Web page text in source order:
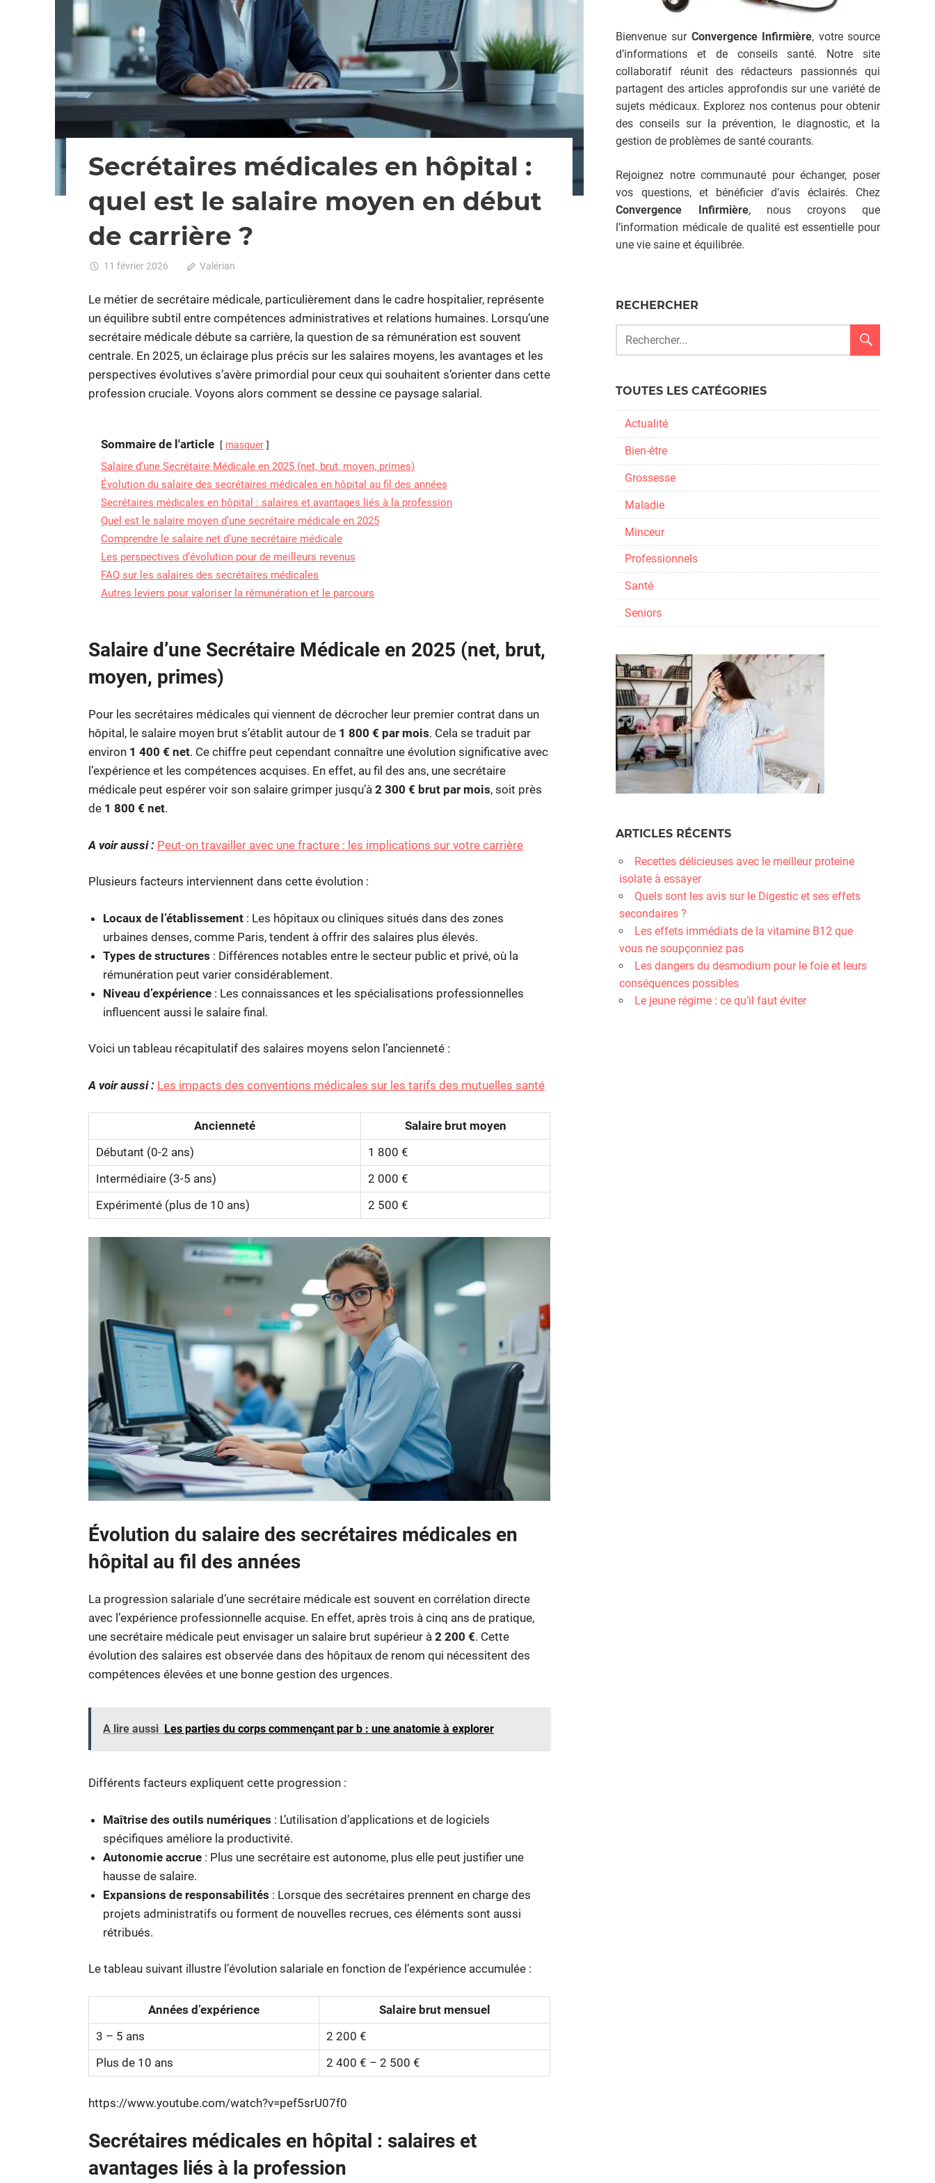
Secrétaires médicales en hôpital :
quel est le salaire moyen en début
de carrière ?
11 février 2026 Valérian
médicales
en
:
quel
est
de
carrière
Le métier de secrétaire médicale, particulièrement dans le cadre hospitalier, représente
un équilibre subtil entre compétences administratives et relations humaines. Lorsqu’une
secrétaire médicale débute sa carrière, la question de sa rémunération est souvent
centrale. En 2025, un éclairage plus précis sur les salaires moyens, les avantages et les
perspectives évolutives s’avère primordial pour ceux qui souhaitent s’orienter dans cette
profession cruciale. Voyons alors comment se dessine ce paysage salarial.
Sommaire de l'article masquer
Salaire d’une Secrétaire Médicale en 2025 (net, brut, moyen, primes)
Évolution du salaire des secrétaires médicales en hôpital au fil des années
Secrétaires médicales en hôpital : salaires et avantages liés à la profession
Quel est le salaire moyen d’une secrétaire médicale en 2025
Comprendre le salaire net d’une secrétaire médicale
Les perspectives d’évolution pour de meilleurs revenus
FAQ sur les salaires des secrétaires médicales
Autres leviers pour valoriser la rémunération et le parcours
Salaire d’une Secrétaire Médicale en 2025 (net, brut,
moyen, primes)
Pour les secrétaires médicales qui viennent de décrocher leur premier contrat dans un
hôpital, le salaire moyen brut s’établit autour de 1 800 € par mois. Cela se traduit par
environ 1 400 € net. Ce chiffre peut cependant connaître une évolution significative avec
l’expérience et les compétences acquises. En effet, au fil des ans, une secrétaire
médicale peut espérer voir son salaire grimper jusqu’à 2 300 € brut par mois, soit près
de 1 800 € net.
A voir aussi : Peut-on travailler avec une fracture : les implications sur votre carrière
Plusieurs facteurs interviennent dans cette évolution :
Locaux de l’établissement : Les hôpitaux ou cliniques situés dans des zones
urbaines denses, comme Paris, tendent à offrir des salaires plus élevés.
Types de structures : Différences notables entre le secteur public et privé, où la
rémunération peut varier considérablement.
Niveau d’expérience : Les connaissances et les spécialisations professionnelles
influencent aussi le salaire final.
Voici un tableau récapitulatif des salaires moyens selon l’ancienneté :
A voir aussi : Les impacts des conventions médicales sur les tarifs des mutuelles santé
Ancienneté
Salaire brut moyen
Débutant (0-2 ans)
1 800 €
Intermédiaire (3-5 ans)
2 000 €
Expérimenté (plus de 10 ans)
2 500 €
Évolution du salaire des secrétaires médicales en
hôpital au fil des années
La progression salariale d’une secrétaire médicale est souvent en corrélation directe
avec l’expérience professionnelle acquise. En effet, après trois à cinq ans de pratique,
une secrétaire médicale peut envisager un salaire brut supérieur à 2 200 €. Cette
évolution des salaires est observée dans des hôpitaux de renom qui nécessitent des
compétences élevées et une bonne gestion des urgences.
A lire aussi Les parties du corps commençant par b : une anatomie à explorer
Différents facteurs expliquent cette progression :
Maîtrise des outils numériques : L’utilisation d’applications et de logiciels
spécifiques améliore la productivité.
Autonomie accrue : Plus une secrétaire est autonome, plus elle peut justifier une
hausse de salaire.
Expansions de responsabilités : Lorsque des secrétaires prennent en charge des
projets administratifs ou forment de nouvelles recrues, ces éléments sont aussi
rétribués.
Le tableau suivant illustre l’évolution salariale en fonction de l’expérience accumulée :
Années d’expérience
Salaire brut mensuel
3 – 5 ans
2 200 €
Plus de 10 ans
2 400 € – 2 500 €
https://www.youtube.com/watch?v=pef5srU07f0
Secrétaires médicales en hôpital : salaires et
avantages liés à la profession
Bienvenue sur Convergence Infirmière, votre source
d’informations et de conseils santé. Notre site
collaboratif réunit des rédacteurs passionnés qui
partagent des articles approfondis sur une variété de
sujets médicaux. Explorez nos contenus pour obtenir
des conseils sur la prévention, le diagnostic, et la
gestion de problèmes de santé courants.
Rejoignez notre communauté pour échanger, poser
vos questions, et bénéficier d’avis éclairés. Chez
Convergence Infirmière, nous croyons que
l’information médicale de qualité est essentielle pour
une vie saine et équilibrée.
RECHERCHER
TOUTES LES CATÉGORIES
Actualité
Bien-être
Grossesse
Maladie
Minceur
Professionnels
Santé
Seniors
ARTICLES RÉCENTS
Recettes délicieuses avec le meilleur proteine
isolate à essayer
Quels sont les avis sur le Digestic et ses effets
secondaires ?
Les effets immédiats de la vitamine B12 que
vous ne soupçonniez pas
Les dangers du desmodium pour le foie et leurs
conséquences possibles
Le jeune régime : ce qu’il faut éviter